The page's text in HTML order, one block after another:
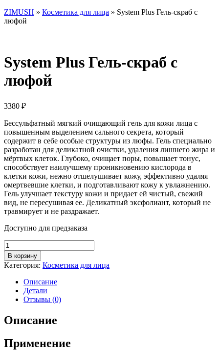
ZIMUSH » Косметика для лица » System Plus Гель-скраб с
люфой
System Plus Гель-скраб с
люфой
3380 ₽
Бессульфатный мягкий очищающий гель для кожи лица с
повышенным выделением сального секрета, который
содержит в себе особые структуры из люфы. Гель специально
разработан для деликатной очистки, удаления лишнего жира и
мёртвых клеток. Глубоко, очищает поры, повышает тонус,
способствует наилучшему проникновению кислорода в
клетки кожи, нежно отшелушивает кожу, эффективно удаляя
омертвевшие клетки, и подготавливают кожу к увлажнению.
Гель улучшает текстуру кожи и придает ей чистый, свежий
вид, не пересушивая ее. Деликатный эксфолиант, который не
травмирует и не раздражает.
Доступно для предзаказа
Количество
товара
System
Plus
Гель-
скраб
люфой
В корзину
Категория: Косметика для лица
Описание
Детали
Отзывы (0)
Описание
Применение